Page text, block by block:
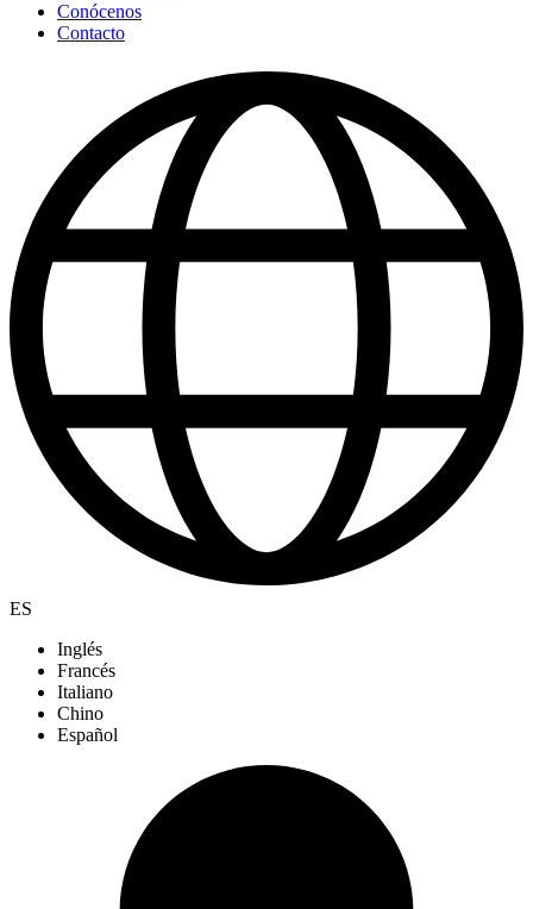
Conócenos
Contacto
ES
Inglés
Francés
Italiano
Chino
Español